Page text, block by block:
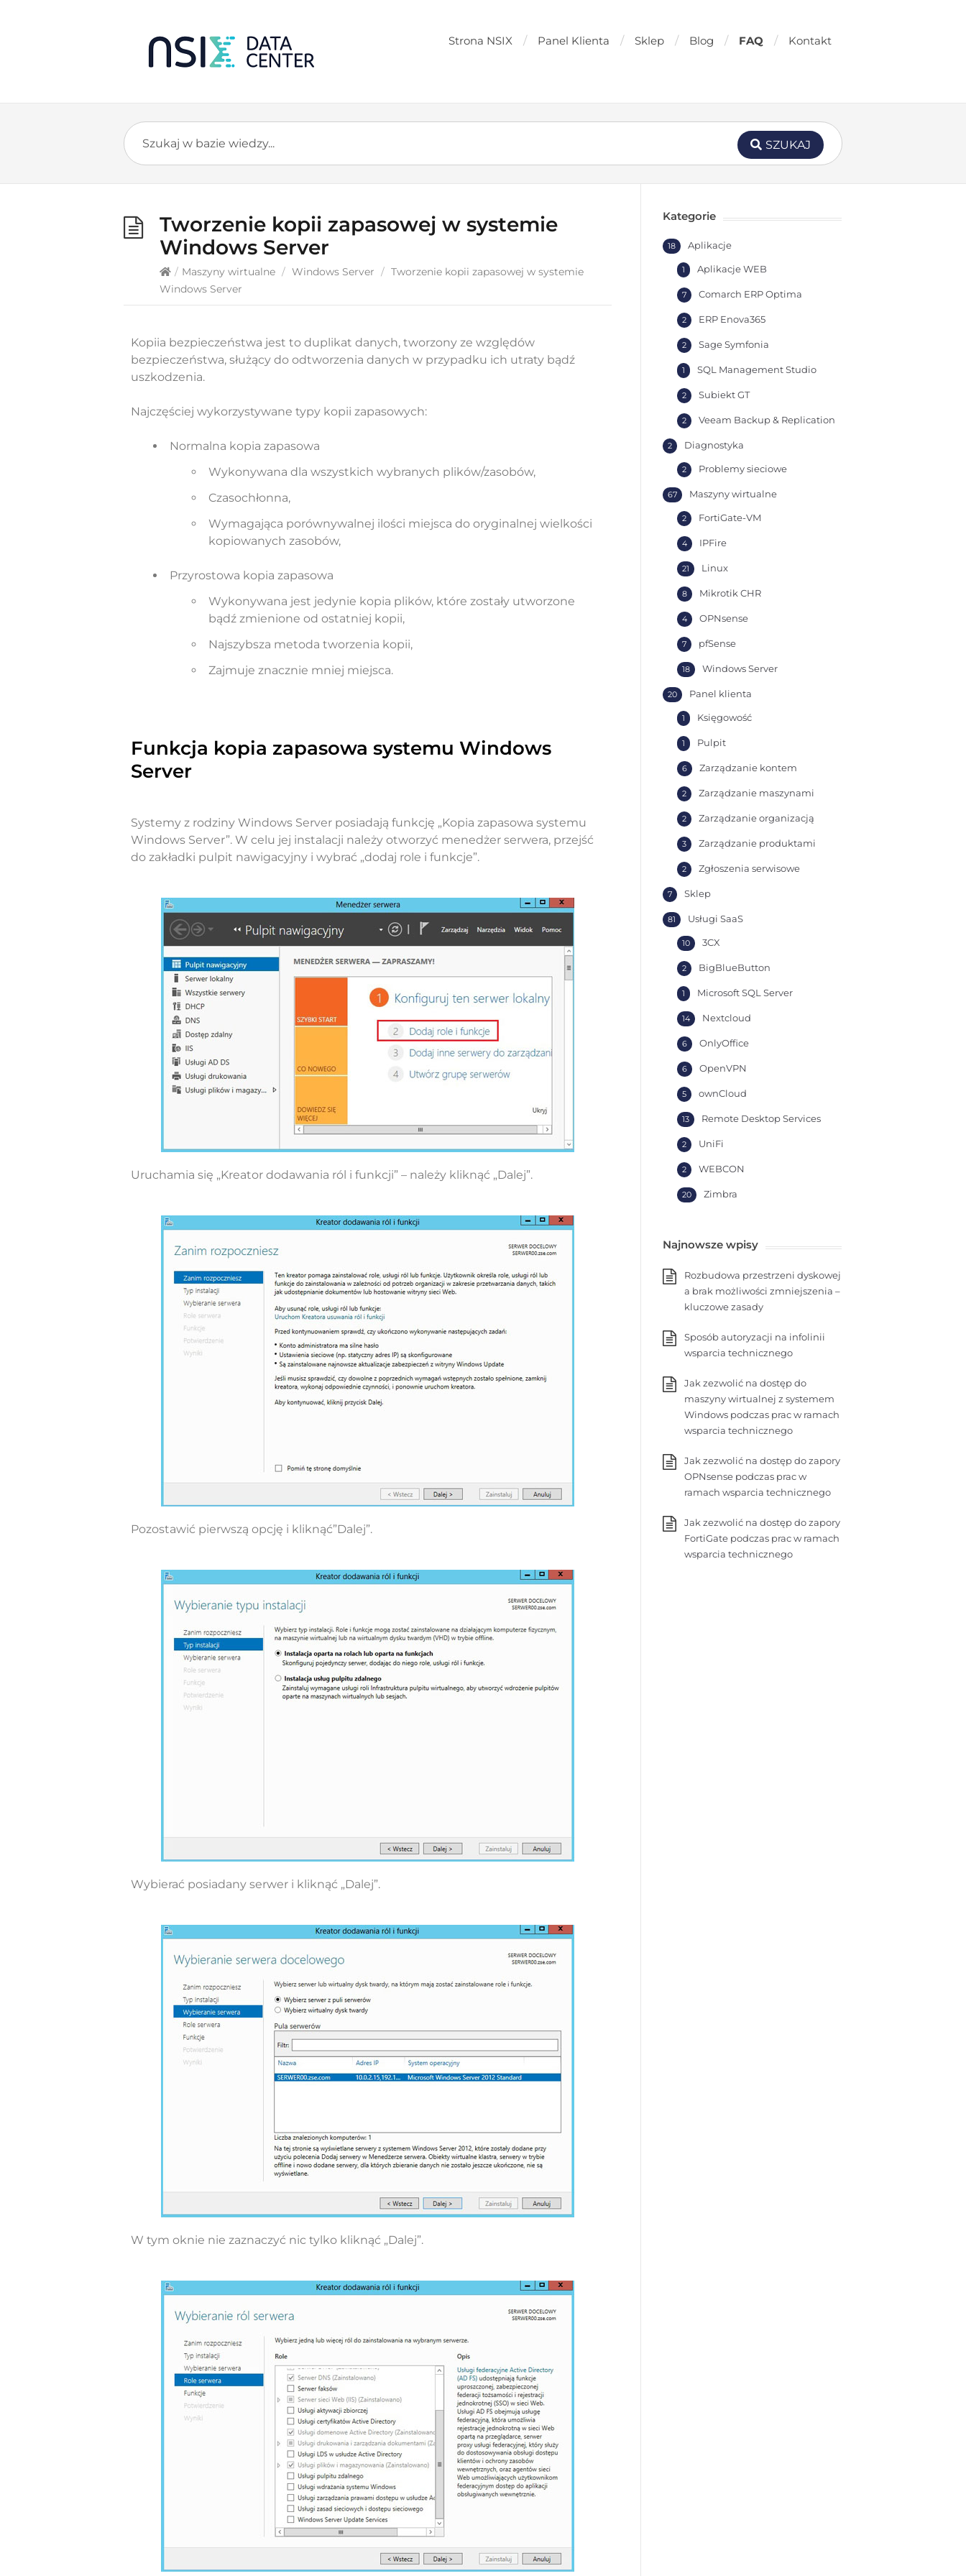
Strona NSIX Panel Klienta Sklep Blog FAQ Kontakt
SZUKAJ
Tworzenie kopii zapasowej w systemie
Windows Server
/ Maszyny wirtualne / Windows Server / Tworzenie kopii zapasowej w systemie
Windows Server
Kopiia bezpieczeństwa jest to duplikat danych, tworzony ze względów
bezpieczeństwa, służący do odtworzenia danych w przypadku ich utraty bądź
uszkodzenia.
Najczęściej wykorzystywane typy kopii zapasowych:
Normalna kopia zapasowa
Wykonywana dla wszystkich wybranych plików/zasobów,
Czasochłonna,
Wymagająca porównywalnej ilości miejsca do oryginalnej wielkości
kopiowanych zasobów,
Przyrostowa kopia zapasowa
Wykonywana jest jedynie kopia plików, które zostały utworzone
bądź zmienione od ostatniej kopii,
Najszybsza metoda tworzenia kopii,
Zajmuje znacznie mniej miejsca.
Funkcja kopia zapasowa systemu Windows
Server
Systemy z rodziny Windows Server posiadają funkcję „Kopia zapasowa systemu
Windows Server”. W celu jej instalacji należy otworzyć menedżer serwera, przejść
do zakładki pulpit nawigacyjny i wybrać „dodaj role i funkcje”.
Uruchamia się „Kreator dodawania ról i funkcji” – należy kliknąć „Dalej”.
Pozostawić pierwszą opcję i kliknąć”Dalej”.
Wybierać posiadany serwer i kliknąć „Dalej”.
W tym oknie nie zaznaczyć nic tylko kliknąć „Dalej”.
Kategorie
Aplikacje
18
Aplikacje WEB
1
Comarch ERP Optima
7
ERP Enova365
2
Sage Symfonia
2
SQL Management Studio
1
Subiekt GT
2
Veeam Backup & Replication
2
Diagnostyka
2
Problemy sieciowe
2
Maszyny wirtualne
67
FortiGate-VM
2
IPFire
4
Linux
21
Mikrotik CHR
8
OPNsense
4
pfSense
7
Windows Server
18
Panel klienta
20
Księgowość
1
Pulpit
1
Zarządzanie kontem
6
Zarządzanie maszynami
2
Zarządzanie organizacją
2
Zarządzanie produktami
3
Zgłoszenia serwisowe
2
Sklep
7
Usługi SaaS
81
3CX
10
BigBlueButton
2
Microsoft SQL Server
1
Nextcloud
14
OnlyOffice
6
OpenVPN
6
ownCloud
5
Remote Desktop Services
13
UniFi
2
WEBCON
2
Zimbra
20
Najnowsze wpisy
Rozbudowa przestrzeni dyskowej
a brak możliwości zmniejszenia –
kluczowe zasady
Sposób autoryzacji na infolinii
wsparcia technicznego
Jak zezwolić na dostęp do
maszyny wirtualnej z systemem
Windows podczas prac w ramach
wsparcia technicznego
Jak zezwolić na dostęp do zapory
OPNsense podczas prac w
ramach wsparcia technicznego
Jak zezwolić na dostęp do zapory
FortiGate podczas prac w ramach
wsparcia technicznego